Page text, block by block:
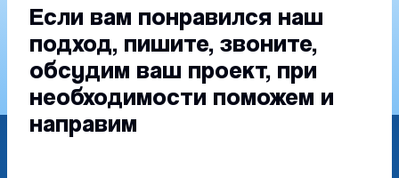
Если вам понравился наш
подход, пишите, звоните,
обсудим ваш проект, при
необходимости поможем и
направим